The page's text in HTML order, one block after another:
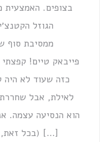
בצופים.
הגוזל
ממסיבת סוף
פייבאק טיים!
כזה שעוד לא
לאילת, אבל
הוא הנסיעה עצמה.
(בכל זאת, מדובר פה במלכת מדבר בגמלאות). אני […]